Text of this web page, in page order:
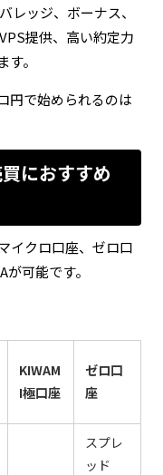
レッジ、ボーナス、
提供、高い約定力
。
円で始められるのは
におすすめ
イクロ口座、ゼロ口
可能です。
KIWAM
I極口座
ゼロ口
座
スプレ
ッド